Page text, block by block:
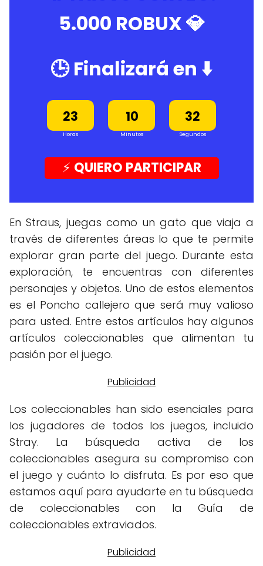
5.000 ROBUX💎
🕒 Finalizará en ⬇️
22
23
Horas
09
10
Minutos
31
32
Segundos
⚡️ QUIERO PARTICIPAR
En Straus, juegas como un gato que viaja a
través de diferentes áreas lo que te permite
explorar gran parte del juego. Durante esta
exploración, te encuentras con diferentes
personajes y objetos. Uno de estos elementos
es el Poncho callejero que será muy valioso
para usted. Entre estos artículos hay algunos
artículos coleccionables que alimentan tu
pasión por el juego.
Los coleccionables han sido esenciales para
los jugadores de todos los juegos, incluido
Stray. La búsqueda activa de los
coleccionables asegura su compromiso con
el juego y cuánto lo disfruta. Es por eso que
estamos aquí para ayudarte en tu búsqueda
de coleccionables con la Guía de
coleccionables extraviados.